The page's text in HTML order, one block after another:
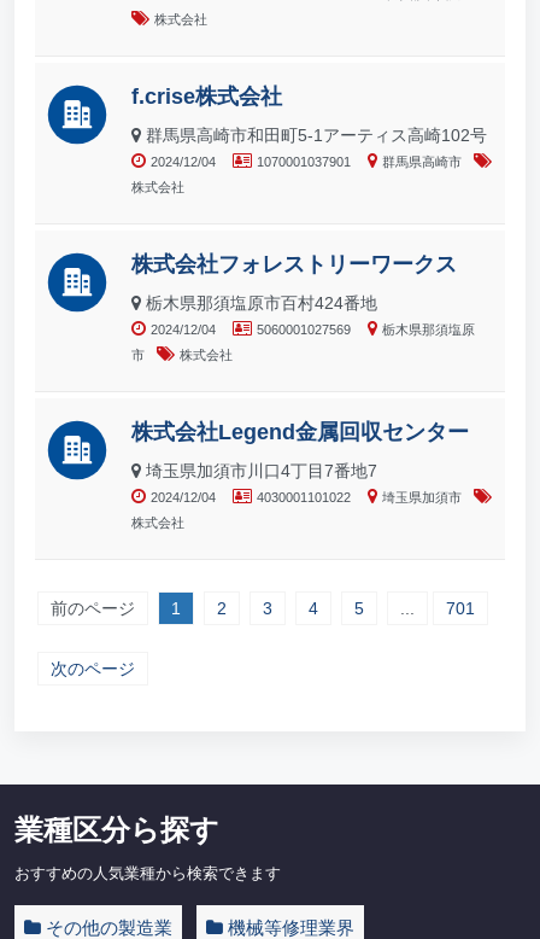
株式会社
f.crise株式会社
群馬県高崎市和田町5-1アーティス高崎102号
2024/12/04 1070001037901
群馬県高崎市
株式会社
株式会社フォレストリーワークス
栃木県那須塩原市百村424番地
2024/12/04 5060001027569
栃木県那須塩原
市
株式会社
株式会社Legend金属回収センター
埼玉県加須市川口4丁目7番地7
2024/12/04 4030001101022
埼玉県加須市
株式会社
前のページ 1 2 3 4 5 701
次のページ
業種区分ら探す
おすすめの人気業種から検索できます
その他の製造業 機械等修理業界